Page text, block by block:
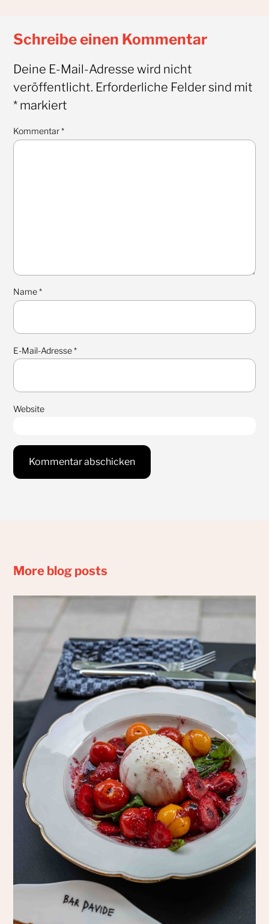
Schreibe einen Kommentar
Deine E-Mail-Adresse wird nicht
veröffentlicht. Erforderliche Felder sind mit
*markiert
Kommentar*
Name*
E-Mail-Adresse*
Website
More blog posts